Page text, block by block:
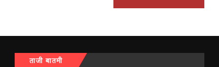
ताजी बातमी